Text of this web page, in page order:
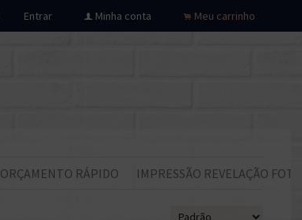
Entrar f Minha conta . Meu carrinho
ORÇAMENTO RÁPIDO IMPRESSÃO REVELAÇÃO FOTOS